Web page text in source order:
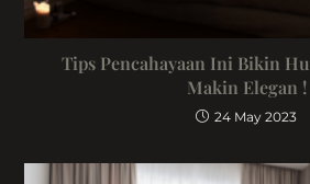
Tips Pencahayaan Ini Bikin
Makin Elegan !
24 May 2023